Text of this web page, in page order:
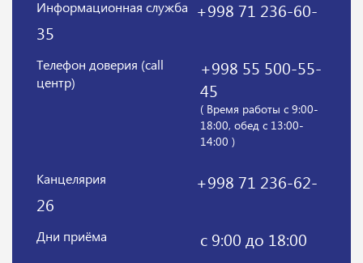
Информационная служба
+998 71 236-60-
35
Телефон доверия (call
центр)
+998 55 500-55-
45
( Время работы с 9:00-
18:00, обед с 13:00-
14:00 )
Канцелярия
+998 71 236-62-
26
Дни приёма с 9:00 до 18:00